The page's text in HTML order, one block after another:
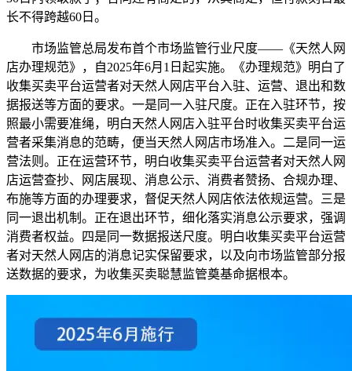
长不得跨越60日。
市场监管总局发布首个市场监管行业尺度——《天然人网
店办理规范》，自2025年6月1日起实施。《办理规范》明白了
收集买卖平台运营者对天然人网店平台入驻、运营、退出和数
据报送等方面的要求。一是同一入驻尺度。正在入驻环节，按
照最小需要准绳，明白天然人网店入驻平台时收集买卖平台运
营者采集消息的范畴，便当天然人网店市场准入。二是同一运
营法则。正在运营环节，明白收集买卖平台运营者对天然人网
店运营查抄、网店展现、消息公示、消费者赞扬、合规办理、
布施等方面的办理要求，督促天然人网店依法依规运营。三是
同一退出机制。正在退出环节，细化落实消息公示要求，强调
消费者权益。四是同一数据报送尺度。明白收集买卖平台运营
者对天然人网店的消息记实保留要求，以及向市场监管部分报
送数据的要求，为收集买卖聪慧监管奠基命据根本。